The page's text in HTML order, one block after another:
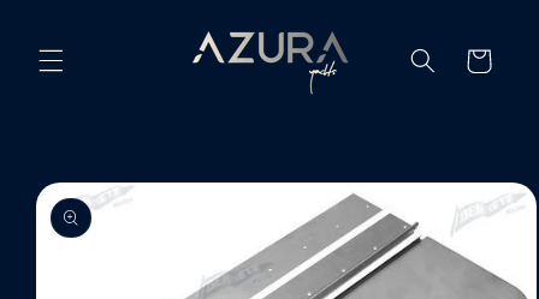
al contenido
Carrito
directamente
a la
información